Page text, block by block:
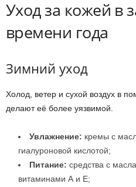
Уход за кожей в
времени года
Зимний уход
Холод, ветер и сухой воздух в
делают её более уязвимой.
Увлажнение: кремы с
гиалуроновой кислотой;
Питание: средства с
витаминами А и Е;